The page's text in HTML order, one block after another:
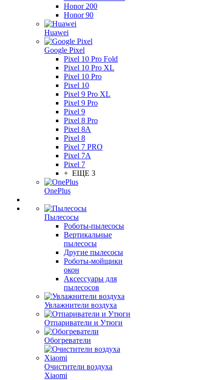
Honor 200
Honor 90
Huawei
Google Pixel
Pixel 10 Pro Fold
Pixel 10 Pro XL
Pixel 10 Pro
Pixel 10
Pixel 9 Pro XL
Pixel 9 Pro
Pixel 9
Pixel 8 Pro
Pixel 8A
Pixel 8
Pixel 7 PRO
Pixel 7A
Pixel 7
+ ЕЩЕ 3
OnePlus
Пылесосы
Роботы-пылесосы
Вертикальные
пылесосы
Другие пылесосы
Роботы-мойщики
окон
Аксессуары для
пылесосов
Увлажнители воздуха
Отпариватели и Утюги
Обогреватели
Очистители воздуха
Xiaomi